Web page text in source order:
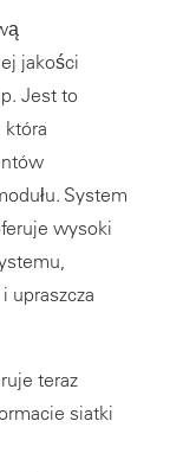
jakości
Jest to
która
System
wysoki
upraszcza
teraz
siatki